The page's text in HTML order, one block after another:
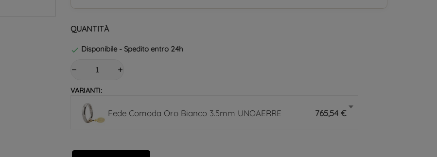
QUANTITÀ
 Disponibile - Spedito entro 24h
VARIANTI:
Fede Comoda Oro Bianco 3.5mm UNOAERRE 765,54 €